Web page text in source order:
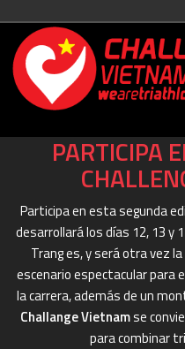
PARTICIPA
Participa en esta segunda
desarrollará los días 12, 13 y
Trang es, y será otra vez
escenario espectacular para
la carrera, además de un
Challange Vietnamse
para combinar